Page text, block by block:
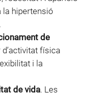
hipertensió
de
física
i la
de vida. Les